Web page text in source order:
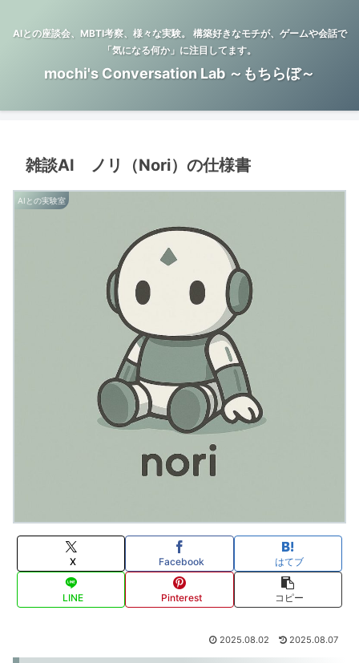
AIとの座談会、MBTI考察、様々な実験。 構築好きなモチが、ゲームや会話で
「気になる何か」に注目してます。
mochi's Conversation Lab ～もちらぼ～
雑談AI ノリ（Nori）の仕様書
AIとの実験室
X Facebook はてブ
LINE Pinterest コピー
2025.08.02 2025.08.07